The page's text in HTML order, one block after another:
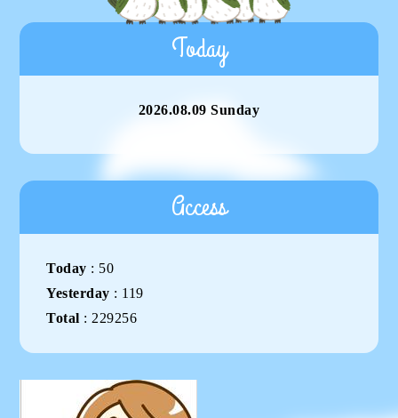
Today
2026.08.09 Sunday
Access
Today : 50
Yesterday : 119
Total : 229256